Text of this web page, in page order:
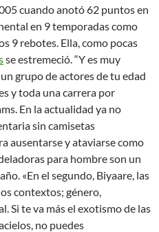
cuando anotó 62 puntos en
en 9 temporadas como
9 rebotes. Ella, como pocas
se estremeció. “Y es muy
grupo de actores de tu edad
y toda una carrera por
En la actualidad ya no
sin camisetas
ausentarse y ataviarse como
para hombre son un
«En el segundo, Biyaare, las
contextos; género,
Si te va más el exotismo de las
no puedes